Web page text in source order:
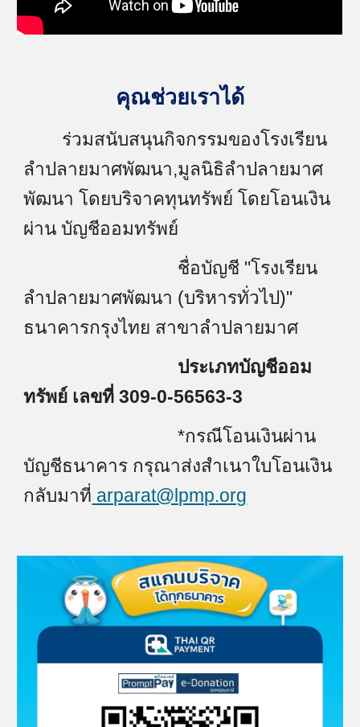
คุณช่วยเราได้
ร่วมสนับสนุนกิจกรรมของโรงเรียน
ลำปลายมาศพัฒนา,มูลนิธิลำปลายมาศ
พัฒนา โดยบริจาคทุนทรัพย์ โดยโอนเงิน
ผ่าน บัญชีออมทรัพย์
ชื่อบัญชี "โรงเรียน
ลำปลายมาศพัฒนา (บริหารทั่วไป)"
ธนาคารกรุงไทย สาขาลำปลายมาศ
ประเภทบัญชีออม
ทรัพย์ เลขที่ 309-0-56563-3
*กรณีโอนเงินผ่าน
บัญชีธนาคาร กรุณาส่งสำเนาใบโอนเงิน
กลับมาที่ arparat@lpmp.org